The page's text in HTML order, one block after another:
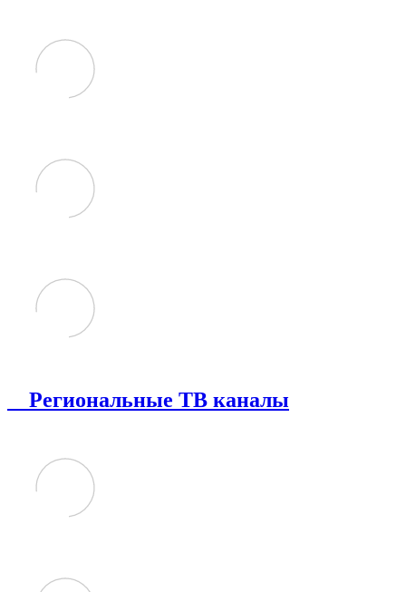
Региональные ТВ каналы